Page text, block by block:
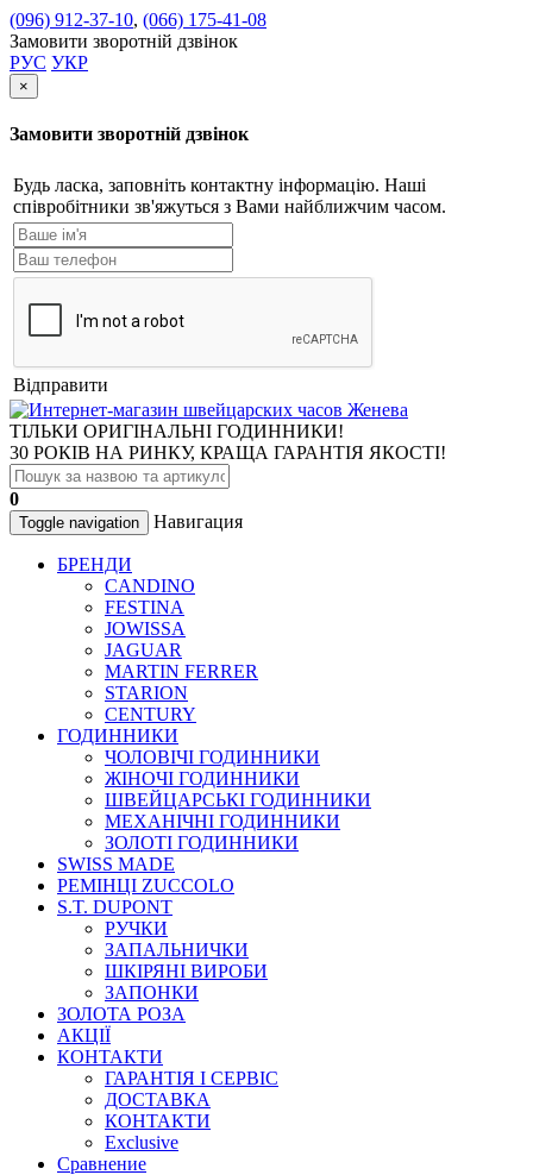
(096) 912-37-10, (066) 175-41-08
Замовити зворотній дзвінок
РУС УКР
×
Замовити зворотній дзвінок
Будь ласка, заповніть контактну інформацію. Наші
співробітники зв'яжуться з Вами найближчим часом.
Відправити
ТІЛЬКИ ОРИГІНАЛЬНІ ГОДИННИКИ!
30 РОКІВ НА РИНКУ, КРАЩА ГАРАНТІЯ ЯКОСТІ!
0
Toggle navigation Навигация
БРЕНДИ
CANDINO
FESTINA
JOWISSA
JAGUAR
MARTIN FERRER
STARION
CENTURY
ГОДИННИКИ
ЧОЛОВІЧІ ГОДИННИКИ
ЖІНОЧІ ГОДИННИКИ
ШВЕЙЦАРСЬКІ ГОДИННИКИ
МЕХАНІЧНІ ГОДИННИКИ
ЗОЛОТІ ГОДИННИКИ
SWISS MADE
РЕМІНЦІ ZUCCOLO
S.T. DUPONT
РУЧКИ
ЗАПАЛЬНИЧКИ
ШКІРЯНІ ВИРОБИ
ЗАПОНКИ
ЗОЛОТА РОЗА
АКЦІЇ
КОНТАКТИ
ГАРАНТІЯ І СЕРВІС
ДОСТАВКА
КОНТАКТИ
Exclusive
Сравнение